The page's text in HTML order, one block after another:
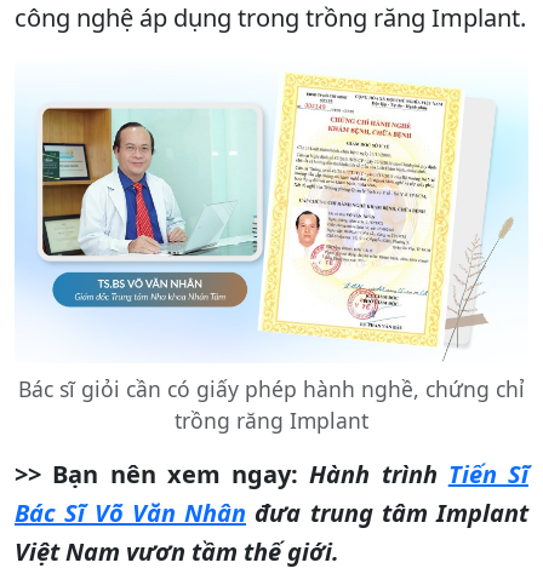
công nghệ áp dụng trong trồng răng Implant.
Bác sĩ giỏi cần có giấy phép hành nghề, chứng chỉ
trồng răng Implant
>> Bạn nên xem ngay: Hành trình Tiến Sĩ
Bác Sĩ Võ Văn Nhân đưa trung tâm Implant
Việt Nam vươn tầm thế giới.